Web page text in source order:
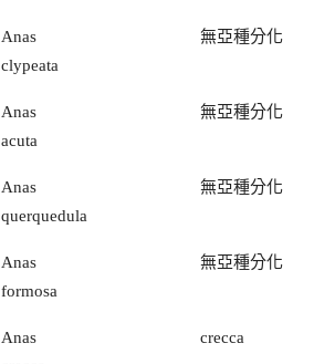
Anas
clypeata
無亞種分化
Anas
acuta
無亞種分化
Anas
querquedula
無亞種分化
Anas
formosa
無亞種分化
Anas
crecca